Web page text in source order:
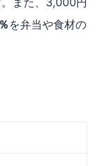
を弁当や食材の